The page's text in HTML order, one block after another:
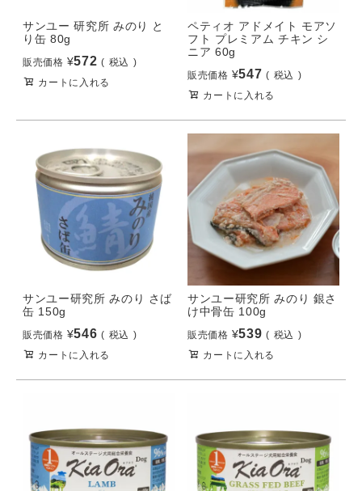
サンユー 研究所 みのり と
り缶 80g
販売価格 ¥572
税込
カートに入れる
ペティオ アドメイト モアソ
フト プレミアム チキン シ
ニア 60g
販売価格 ¥547
税込
カートに入れる
サンユー研究所 みのり さば
缶 150g
販売価格 ¥546
税込
カートに入れる
サンユー研究所 みのり 銀さ
け中骨缶 100g
販売価格 ¥539
税込
カートに入れる